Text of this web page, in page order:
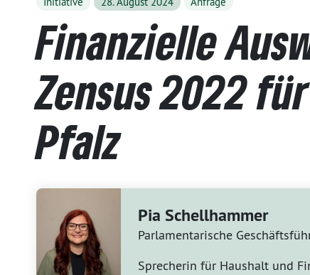
Finanzielle
Zensus 2022
Pfalz
Pia Schellhammer
Parlamentarische
Sprecherin für Haushalt und